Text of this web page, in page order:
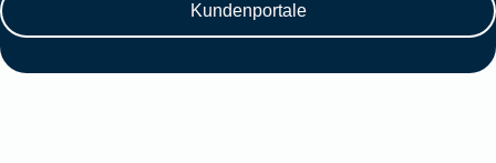
Kundenportale